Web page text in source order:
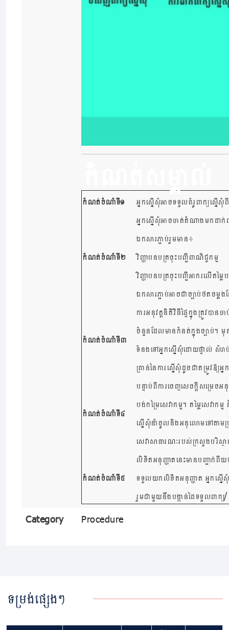
កំណត់ចំណាំទី១ អ្នកស្នើសុំអាចទទួលគំរូពាក្យស្ន
កំណត់ចំណាំទី២
អ្នកស្នើសុំអាចចាត់តំណាងមកដាក់
ឯកសារភ្ជាប់រួមមាន៖
វិញ្ញាបនបត្រចុះបញ្ជីពាណិជ្ចកម្ម
វិញ្ញាបនបត្រចុះបញ្ជីអាករលើតម្លៃប
ឯកសារភ្ជាប់អាចជាច្បាប់ថតចម្
កំណត់ចំណាំទី៣
ការអនុវត្តនិតិវីធីផ្ទៃក្នុងត្រូវបា
ចំនួនដែលមានកំនត់ក្នុងច្បាប់។
ទំនងទៅអ្នកស្នើសុំដោយផ្ទាល់ សំរា
គ្រាន់នៃការស្នើសុំដូចជាតម្រូវឱ្យ
កំណត់ចំណាំទី៤
បន្ទាប់ពីការចេញសេចក្តីសម្រេចអ
បង់កម្រៃសេវាកម្ម។ តម្លៃសេវ
ស្នើសុំនាំចូលនិងអនុលោមទៅតាមប្
សេវាសាធារណៈរបស់ក្រសួងបរិស្ថា
កំណត់ចំណាំទី៥
លិខិតអនុញ្ញាតនេះមានបញ្ជាក់
ទទួលយកលិខិតអនុញ្ញាត អ្នកស្នើ
រួមជាមួយនឹងបង្កាន់ដៃទទួលពាក្យ/
Category Procedure
ទម្រង់ផ្សេងៗ